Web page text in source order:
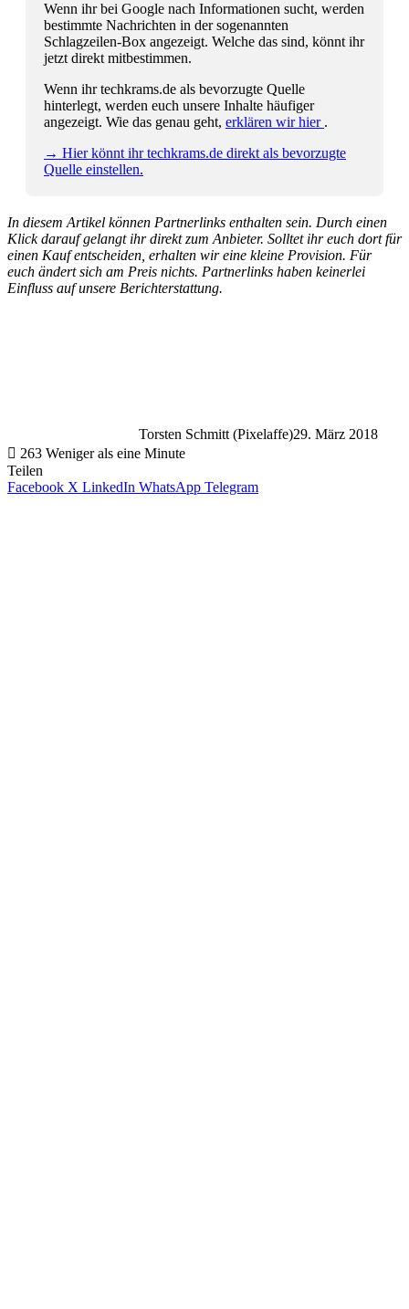
Wenn ihr bei Google nach Informationen sucht, werden
bestimmte Nachrichten in der sogenannten
Schlagzeilen-Box angezeigt. Welche das sind, könnt ihr
jetzt direkt mitbestimmen.
Wenn ihr techkrams.de als bevorzugte Quelle
hinterlegt, werden euch unsere Inhalte häufiger
angezeigt. Wie das genau geht, erklären wir hier .
→ Hier könnt ihr techkrams.de direkt als bevorzugte
Quelle einstellen.
In diesem Artikel können Partnerlinks enthalten sein. Durch einen
Klick darauf gelangt ihr direkt zum Anbieter. Solltet ihr euch dort für
einen Kauf entscheiden, erhalten wir eine kleine Provision. Für
euch ändert sich am Preis nichts. Partnerlinks haben keinerlei
Einfluss auf unsere Berichterstattung.
Torsten Schmitt (Pixelaffe)29. März 2018
263 Weniger als eine Minute
Teilen
Facebook X LinkedIn WhatsApp Telegram